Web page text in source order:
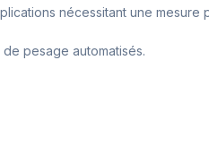
nécessitant une mesure
pesage automatisés.